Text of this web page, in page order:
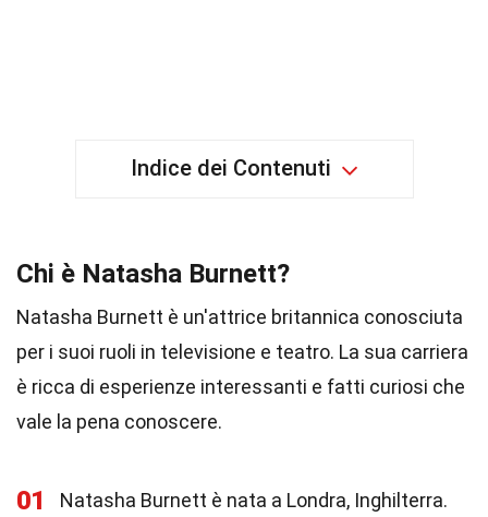
Indice dei Contenuti
Chi è Natasha Burnett?
Natasha Burnett è un'attrice britannica conosciuta
per i suoi ruoli in televisione e teatro. La sua carriera
è ricca di esperienze interessanti e fatti curiosi che
vale la pena conoscere.
01 Natasha Burnett è nata a Londra, Inghilterra.